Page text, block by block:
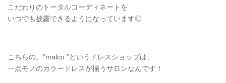
こだわりのトータルコーディネートを
いつでも披露できるようになっています◎
こちらの、”malco.”というドレスショップは、
一点モノのカラードレスが揃うサロンなんです！